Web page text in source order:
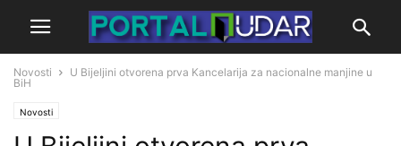
Novosti
U Bijeljini otvorena prva Kancelarija za nacionalne manjine u
BiH
Novosti